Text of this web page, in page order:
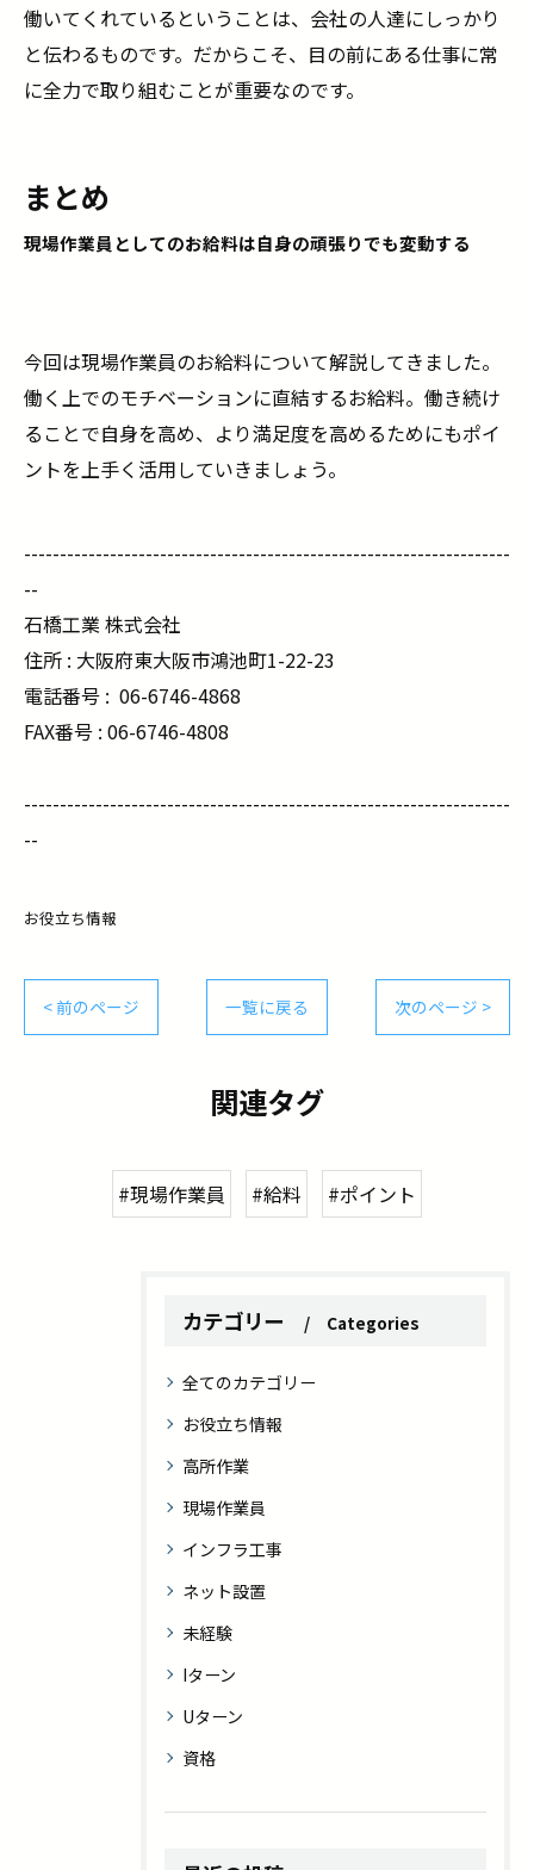
働いてくれているということは、会社の人達にしっかり
と伝わるものです。だからこそ、目の前にある仕事に常
に全力で取り組むことが重要なのです。
現場作業員としてのお給料は自身の頑張りでも変動する
まとめ
今回は現場作業員のお給料について解説してきました。
働く上でのモチベーションに直結するお給料。働き続け
ることで自身を高め、より満足度を高めるためにもポイ
ントを上手く活用していきましょう。
--------------------------------------------------------------------
--
石橋工業 株式会社
住所 : 大阪府東大阪市鴻池町1-22-23
電話番号 : 06-6746-4868
FAX番号 : 06-6746-4808
--------------------------------------------------------------------
--
お役立ち情報
< 前のページ 一覧に戻る 次のページ >
関連タグ
#現場作業員 #給料 #ポイント
カテゴリー Categories
全てのカテゴリー
お役立ち情報
高所作業
現場作業員
インフラ工事
ネット設置
未経験
Iターン
Uターン
資格